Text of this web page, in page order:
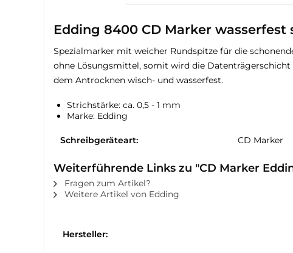
Edding 8400 CD Marker wasserfest
Spezialmarker mit weicher Rundspitze für die
ohne Lösungsmittel, somit wird die Datenträgerschicht
dem Antrocknen wisch- und wasserfest.
Strichstärke: ca. 0,5 - 1 mm
Marke: Edding
Schreibgeräteart: CD Marker
Weiterführende Links zu "CD Marker
Fragen zum Artikel?
Weitere Artikel von Edding
Hersteller: